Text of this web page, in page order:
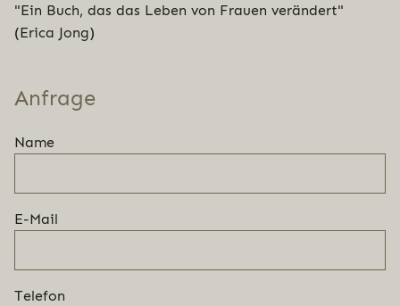
"Ein Buch, das das Leben von Frauen verändert"
(Erica Jong)
Anfrage
Name
E-Mail
Telefon